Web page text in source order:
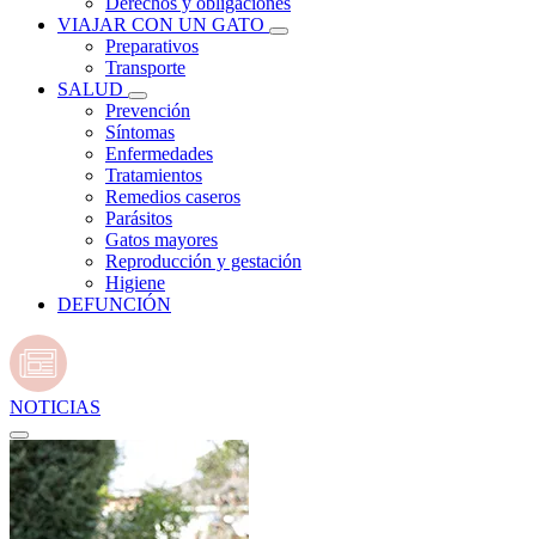
VIAJAR CON UN GATO
Preparativos
Transporte
SALUD
Prevención
Síntomas
Enfermedades
Tratamientos
Remedios caseros
Parásitos
Gatos mayores
Reproducción y gestación
Higiene
DEFUNCIÓN
NOTICIAS